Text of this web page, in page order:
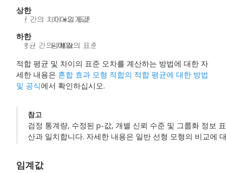
상한
하한
적합 평균 및 차이의 표준 오차를 계산하는 방법에 대한 자
세한 내용은 혼합 효과 모형 적합의 적합 평균에 대한 방법
및 공식에서 확인하십시오.
참고
검정 통계량, 수정된 p-값, 개별 신뢰 수준 및 그룹화 정보
산과 일치합니다. 자세한 내용은 일반 선형 모형의 비교에
임계값